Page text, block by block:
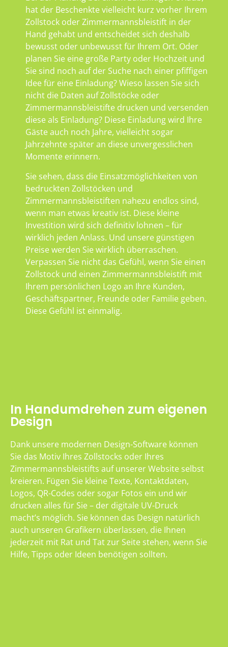
hat der Beschenkte vielleicht kurz vorher Ihrem
Zollstock oder Zimmermannsbleistift in der
Hand gehabt und entscheidet sich deshalb
bewusst oder unbewusst für Ihrem Ort. Oder
planen Sie eine große Party oder Hochzeit und
Sie sind noch auf der Suche nach einer pfiffigen
Idee für eine Einladung? Wieso lassen Sie sich
nicht die Daten auf Zollstöcke oder
Zimmermannsbleistifte drucken und versenden
diese als Einladung? Diese Einladung wird Ihre
Gäste auch noch Jahre, vielleicht sogar
Jahrzehnte später an diese unvergesslichen
Momente erinnern.
Sie sehen, dass die Einsatzmöglichkeiten von
bedruckten Zollstöcken und
Zimmermannsbleistiften nahezu endlos sind,
wenn man etwas kreativ ist. Diese kleine
Investition wird sich definitiv lohnen – für
wirklich jeden Anlass. Und unsere günstigen
Preise werden Sie wirklich überraschen.
Verpassen Sie nicht das Gefühl, wenn Sie einen
Zollstock und einen Zimmermannsbleistift mit
Ihrem persönlichen Logo an Ihre Kunden,
Geschäftspartner, Freunde oder Familie geben.
Diese Gefühl ist einmalig.
In Handumdrehen zum eigenen
Design
Dank unsere modernen Design-Software können
Sie das Motiv Ihres Zollstocks oder Ihres
Zimmermannsbleistifts auf unserer Website selbst
kreieren. Fügen Sie kleine Texte, Kontaktdaten,
Logos, QR-Codes oder sogar Fotos ein und wir
drucken alles für Sie – der digitale UV-Druck
macht’s möglich. Sie können das Design natürlich
auch unseren Grafikern überlassen, die Ihnen
jederzeit mit Rat und Tat zur Seite stehen, wenn Sie
Hilfe, Tipps oder Ideen benötigen sollten.